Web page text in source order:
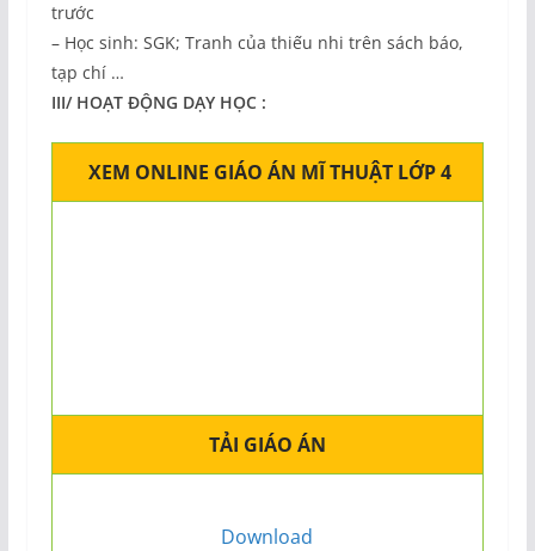
trước
– Học sinh: SGK; Tranh của thiếu nhi trên sách báo,
tạp chí …
III/ HOẠT ĐỘNG DẠY HỌC :
XEM ONLINE GIÁO ÁN MĨ THUẬT LỚP 4
TẢI GIÁO ÁN
Download